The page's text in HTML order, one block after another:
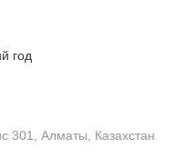
год
301, Алматы, Казахстан